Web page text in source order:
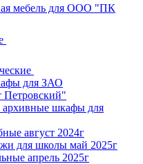
мебель для ООО "ПК
для ЗАО
Петровский"
архивные шкафы для
август 2024г
для школы май 2025г
апрель 2025г